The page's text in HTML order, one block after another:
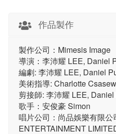
作品製作
製作公司：Mimesis Image
導演：李沛耀 LEE, Daniel
編劇: 李沛耀 LEE, Daniel
美術指導: Charlotte
剪接師: 李沛耀 LEE,
歌手：安俊豪 Simon
唱片公司：尚品娛樂有限公
ENTERTAINMENT